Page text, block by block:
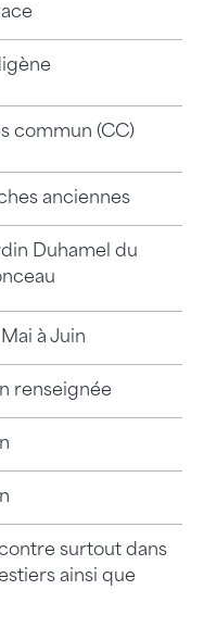
commun (CC)
anciennes
Duhamel du
à Juin
renseignée
surtout dans
ainsi que